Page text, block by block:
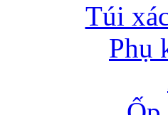
Bao da iPad Air
Túi
Phụ